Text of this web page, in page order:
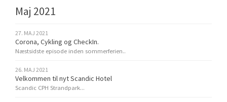
Maj 2021
27. MAJ 2021
Corona, Cykling og CheckIn.
Næstsidste episode inden sommerferien..
26. MAJ 2021
Velkommen til nyt Scandic Hotel
Scandic CPH Strandpark...